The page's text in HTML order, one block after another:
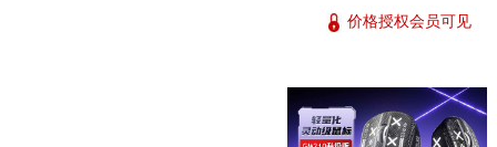
价格授权会员可见